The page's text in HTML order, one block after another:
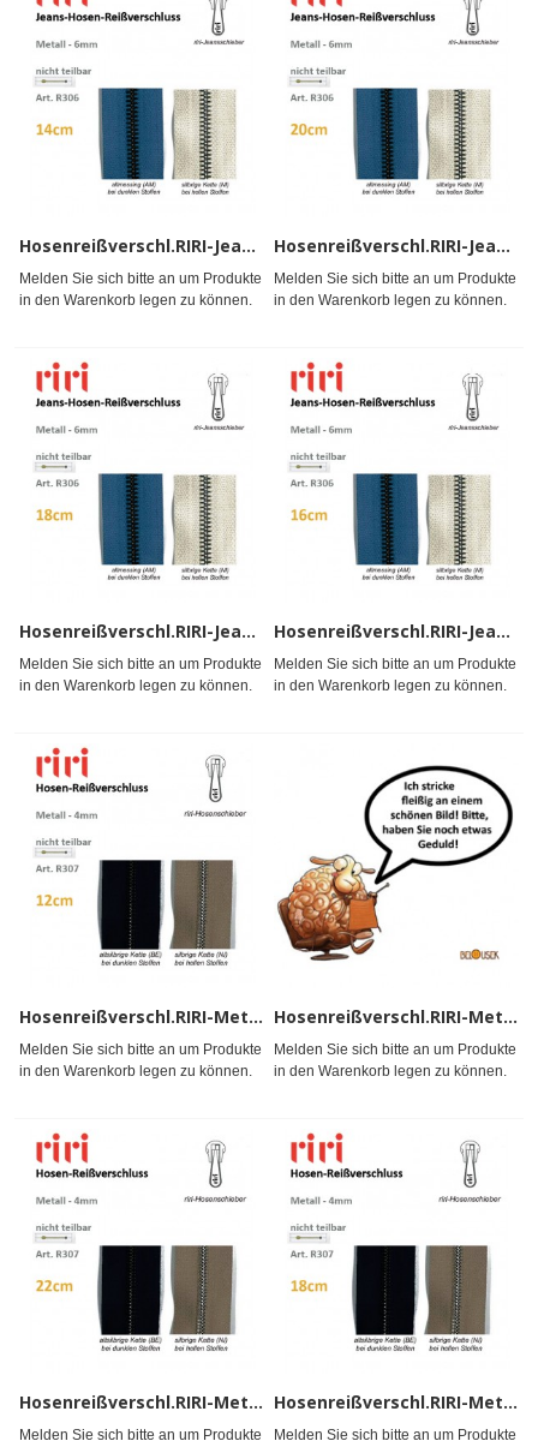
Hosenreißverschl.RIRI-Jean,aku
Melden Sie sich bitte an um Produkte
in den Warenkorb legen zu können.
Hosenreißverschl.RIRI-Jean,aku
Melden Sie sich bitte an um Produkte
in den Warenkorb legen zu können.
Hosenreißverschl.RIRI-Jean,aku
Melden Sie sich bitte an um Produkte
in den Warenkorb legen zu können.
Hosenreißverschl.RIRI-Jean,aku
Melden Sie sich bitte an um Produkte
in den Warenkorb legen zu können.
Hosenreißverschl.RIRI-Metall 4
Melden Sie sich bitte an um Produkte
in den Warenkorb legen zu können.
Hosenreißverschl.RIRI-Metall 4
Melden Sie sich bitte an um Produkte
in den Warenkorb legen zu können.
Hosenreißverschl.RIRI-Metall 4
Melden Sie sich bitte an um Produkte
Hosenreißverschl.RIRI-Metall 4
Melden Sie sich bitte an um Produkte